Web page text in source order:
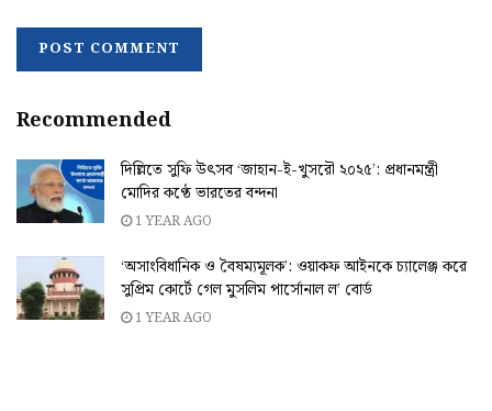
Recommended
দিল্লিতে সুফি উৎসব ‘জাহান-ই-খুসরৌ ২০২৫’: প্রধানমন্ত্রী
মোদির কণ্ঠে ভারতের বন্দনা
1 YEAR AGO
‘অসাংবিধানিক ও বৈষম্যমূলক’: ওয়াকফ আইনকে চ্যালেঞ্জ করে
সুপ্রিম কোর্টে গেল মুসলিম পার্সোনাল ল’ বোর্ড
1 YEAR AGO